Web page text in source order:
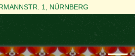
1, NÜRNBERG